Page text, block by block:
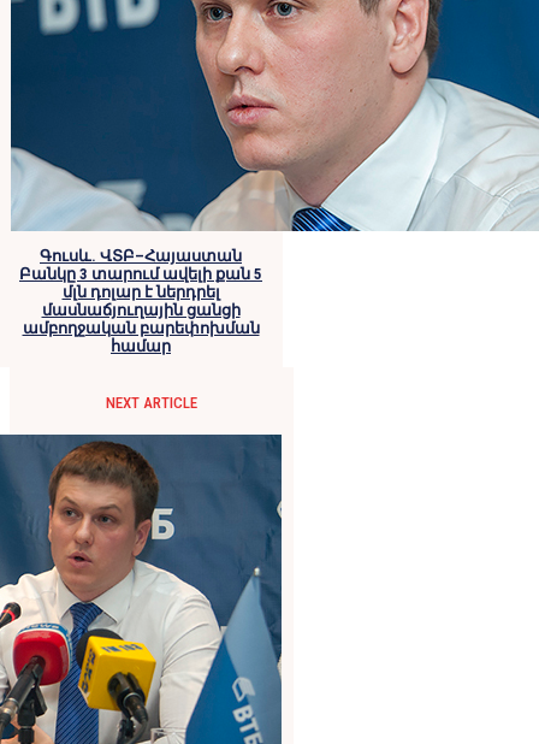
Գուսև. ՎՏԲ–Հայաստան
Բանկը 3 տարում ավելի քան 5
մլն դոլար է ներդրել
մասնաճյուղային ցանցի
ամբողջական բարեփոխման
համար
NEXT ARTICLE